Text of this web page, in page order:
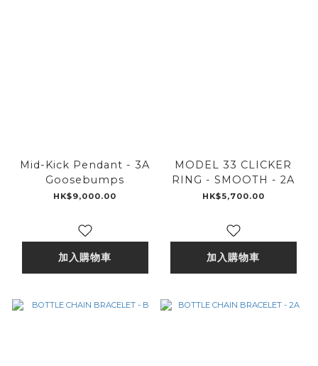
Mid-Kick Pendant - 3A
Goosebumps
HK$9,000.00
加入購物車
MODEL 33 CLICKER
RING - SMOOTH - 2A
HK$5,700.00
加入購物車